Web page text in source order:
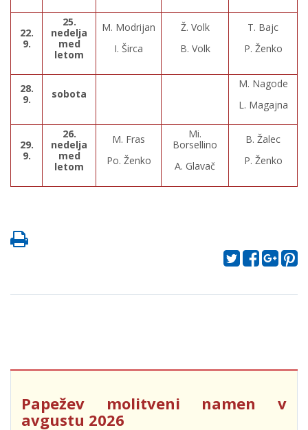
22.
9.
25.
nedelja
med
letom
M. Modrijan
I. Širca
Ž. Volk
B. Volk
T. Bajc
P. Ženko
28.
9.
sobota
M. Nagode
L. Magajna
29.
9.
26.
nedelja
med
letom
M. Fras
Po. Ženko
Mi.
Borsellino
A. Glavač
B. Žalec
P. Ženko
Papežev molitveni namen v
avgustu 2026